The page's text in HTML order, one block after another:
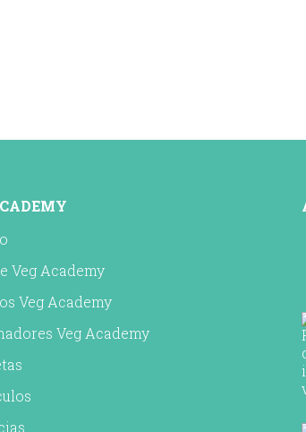
Veg Academy
Veg Academy
Veg Academy